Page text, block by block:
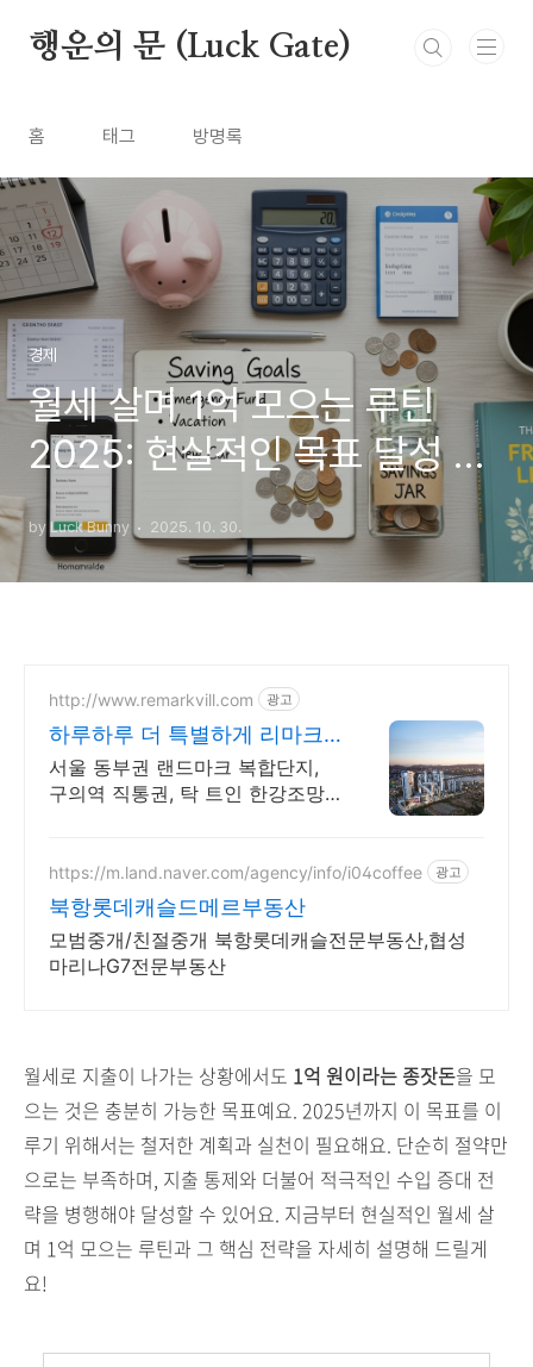
행운의 문 (Luck Gate)
홈 태그 방명록
경제
월세 살며 1억 모으는 루틴
2025: 현실적인 목표 달성 전
략!
by Luck Bunny 2025. 10. 30.
http://www.remarkvill.com 광고
하루하루 더 특별하게 리마크
빌 이스트폴
서울 동부권 랜드마크 복합단지,
구의역 직통권, 탁 트인 한강조망,
https://m.land.naver.com/agency/info/i04coffee 광고
북항롯데캐슬드메르부동산
모범중개/친절중개 북항롯데캐슬전문부동산,협성
마리나G7전문부동산
월세로 지출이 나가는 상황에서도 1억 원이라는 종잣돈을 모
으는 것은 충분히 가능한 목표예요. 2025년까지 이 목표를 이
루기 위해서는 철저한 계획과 실천이 필요해요. 단순히 절약만
으로는 부족하며, 지출 통제와 더불어 적극적인 수입 증대 전
략을 병행해야 달성할 수 있어요. 지금부터 현실적인 월세 살
며 1억 모으는 루틴과 그 핵심 전략을 자세히 설명해 드릴게
요!